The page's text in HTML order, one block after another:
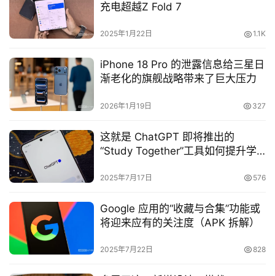
充电超越Z Fold 7
2025年1月22日 1.1K
iPhone 18 Pro 的泄露信息给三星日
渐老化的旗舰战略带来了巨大压力
2026年1月19日 327
这就是 ChatGPT 即将推出的
“Study Together”工具如何提升学
2025年7月17日 576
Google 应用的“收藏与合集”功能或
将迎来应有的关注度（APK 拆解）
2025年7月22日 828